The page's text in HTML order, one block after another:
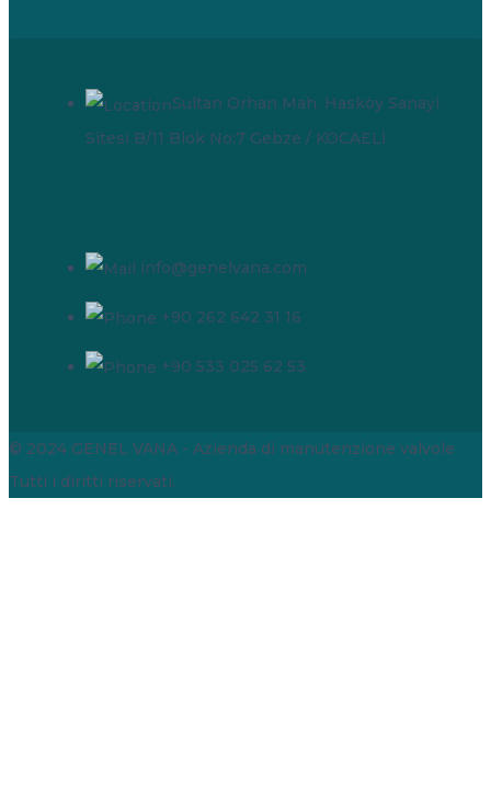
Sultan Orhan Mah. Hasköy Sanayi
Sitesi B/11 Blok No:7 Gebze / KOCAELİ
info@genelvana.com
+90 262 642 31 16
+90 533 025 62 53
© 2024 GENEL VANA - Azienda di manutenzione valvole
Tutti i diritti riservati.